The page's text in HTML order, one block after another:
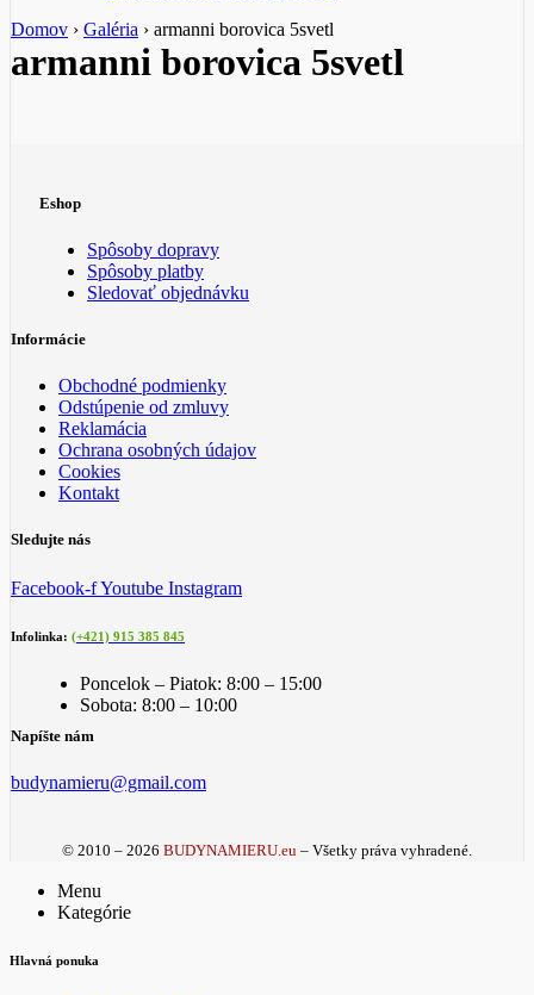
Domov › Galéria › armanni borovica 5svetl
armanni borovica 5svetl
Eshop
Spôsoby dopravy
Spôsoby platby
Sledovať objednávku
Informácie
Obchodné podmienky
Odstúpenie od zmluvy
Reklamácia
Ochrana osobných údajov
Cookies
Kontakt
Sledujte nás
Facebook-fYoutube Instagram
Infolinka: (+421) 915 385 845
Poncelok – Piatok: 8:00 – 15:00
Sobota: 8:00 – 10:00
Napíšte nám
budynamieru@gmail.com
© 2010 – 2026 BUDYNAMIERU.eu – Všetky práva vyhradené.
Menu
Kategórie
Hlavná ponuka